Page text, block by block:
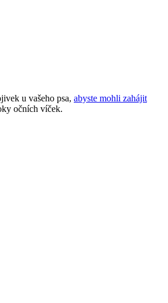
u vašeho psa, abyste mohli zahájit
očních víček.